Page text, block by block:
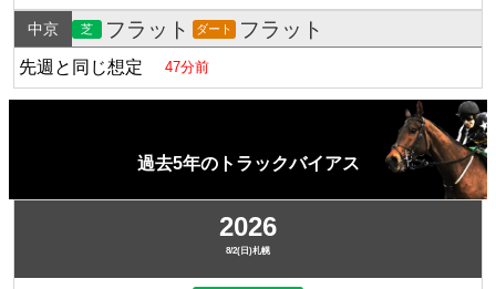
中京 芝 フラット ダート フラット
先週と同じ想定 47分前
過去5年のトラックバイアス
2026
8/2(日)札幌